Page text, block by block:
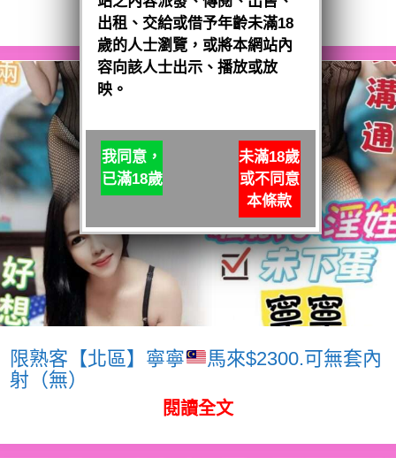
閱讀全文
限熟客【北區】寧寧
馬來$2300.可無套內
射（無）
閱讀全文
出租、交給或借予年齡未滿18
歲的人士瀏覽，或將本網站內
容向該人士出示、播放或放
映。
我同意，
已滿18歲
未滿18歲
或不同意
本條款